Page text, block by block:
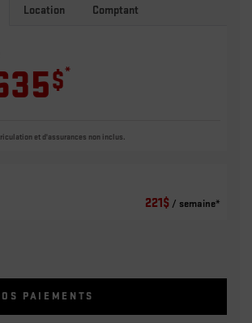
Location Comptant
$*
et d'assurances non inclus.
221$ / semaine*
PAIEMENTS